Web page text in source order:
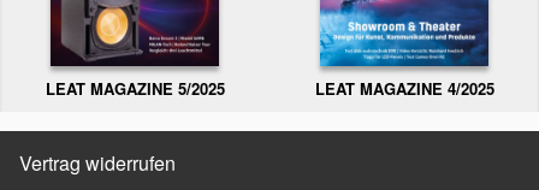
LEAT MAGAZINE 5/2025 LEAT MAGAZINE 4/2025
Vertrag widerrufen